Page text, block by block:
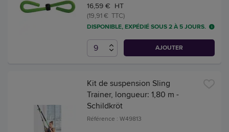
16,59 € HT
(19,91 € TTC)
DISPONIBLE, EXPÉDIÉ SOUS 2 À 5 JOURS.
AJOUTER
Kit de suspension Sling
Trainer, longueur: 1,80 m -
Schildkröt
Référence : W49813